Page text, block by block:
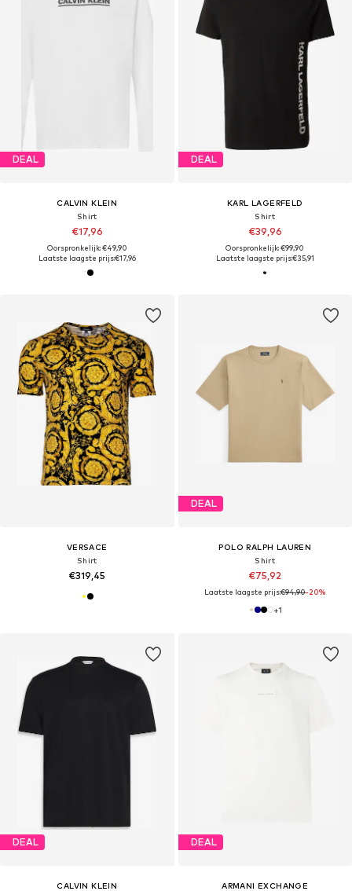
DEAL
CALVIN KLEIN
Shirt
€17,96
Oorspronkelijk: €49,90
Laatste laagste prijs:€17,96
DEAL
KARL LAGERFELD
Shirt
€39,96
Oorspronkelijk: €99,90
Laatste laagste prijs:€35,91
VERSACE
Shirt
€319,45
DEAL
POLO RALPH LAUREN
Shirt
€75,92
Laatste laagste prijs:€94,90-20%
+1
DEAL
CALVIN KLEIN
DEAL
ARMANI EXCHANGE